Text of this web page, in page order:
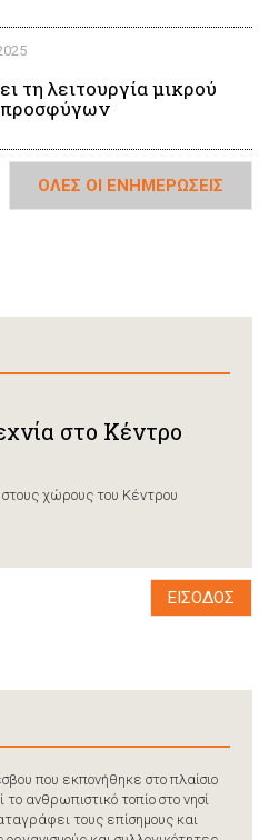
τη λειτουργία μικρού
προσφύγων
ΌΛΕΣ ΟΙ ΕΝΗΜΕΡΩΣΕΙΣ
στο Κέντρο
χώρους του Κέντρου
ΕΙΣΟΔΟΣ
που εκπονήθηκε στο πλαίσιο
ανθρωπιστικό τοπίο στο νησί
τους επίσημους και